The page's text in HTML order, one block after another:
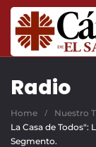
Skip to main
Radio
Home Nuestro
La Casa de Todos":
Segmento.